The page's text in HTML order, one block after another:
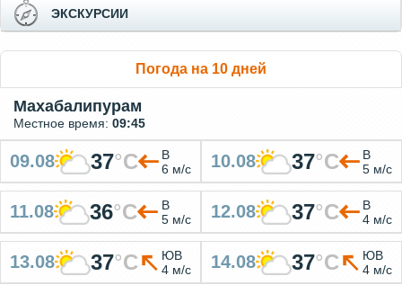
ЭКСКУРСИИ
Погода на 10 дней
Махабалипурам
Местное время: 09:45
09.08 37°C
В
6 м/с
10.08 37°C
В
5 м/с
11.08 36°C
В
5 м/с
12.08 37°C
В
4 м/с
13.08 37°C
ЮВ
4 м/с
14.08 37°C
ЮВ
4 м/с